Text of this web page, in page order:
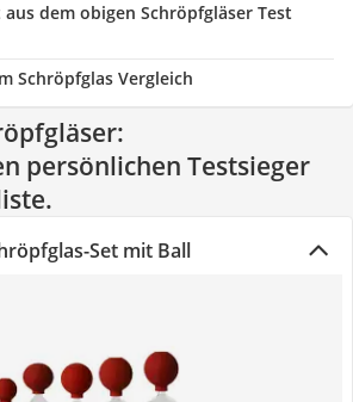
dem obigen Schröpfgläser Test
Schröpfglas Vergleich
persönlichen Testsieger
Set mit Ball